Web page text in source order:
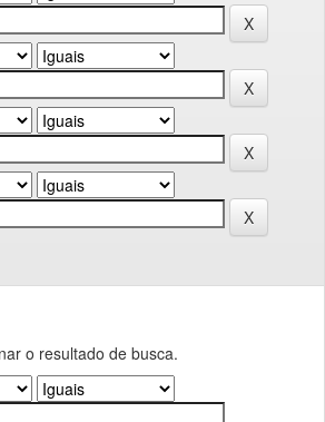
o resultado de busca.